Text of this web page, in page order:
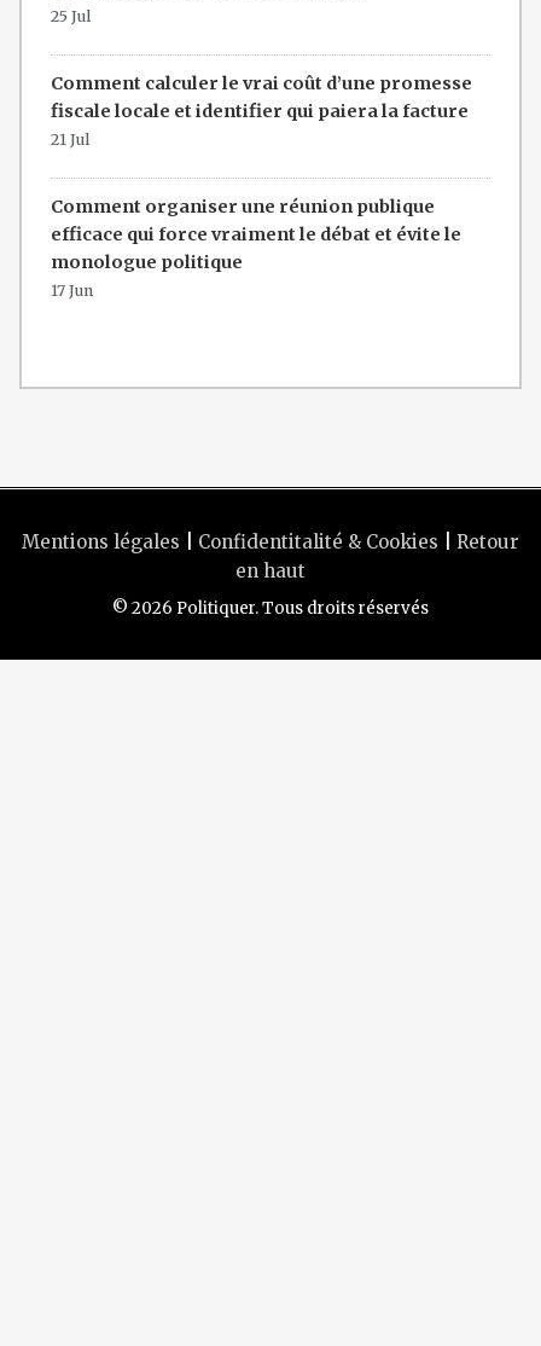
25 Jul
Comment calculer le vrai coût d’une promesse
fiscale locale et identifier qui paiera la facture
21 Jul
Comment organiser une réunion publique
efficace qui force vraiment le débat et évite le
monologue politique
17 Jun
Mentions légales Confidentitalité & Cookies
Retour
en haut
© 2026 Politiquer. Tous droits réservés